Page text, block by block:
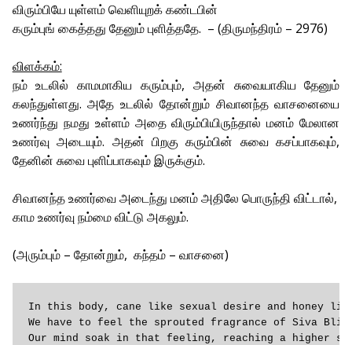
விரும்பியே யுள்ளம் வெளியுறக் கண்டபின்
கரும்புங் கைத்தது தேனும் புளித்ததே. – (திருமந்திரம் – 2976)
விளக்கம்:
நம் உடலில் காமமாகிய கரும்பும், அதன் சுவையாகிய தேனும்
கலந்துள்ளது. அதே உடலில் தோன்றும் சிவானந்த வாசனையை
உணர்ந்து நமது உள்ளம் அதை விரும்பியிருந்தால் மனம் மேலான
உணர்வு அடையும். அதன் பிறகு கரும்பின் சுவை கசப்பாகவும்,
தேனின் சுவை புளிப்பாகவும் இருக்கும்.
சிவானந்த உணர்வை அடைந்து மனம் அதிலே பொருந்தி விட்டால்,
காம உணர்வு நம்மை விட்டு அகலும்.
(அரும்பும் – தோன்றும், கந்தம் – வாசனை)
In this body, cane like sexual desire and honey
We have to feel the sprouted fragrance of Siva
Our mind soak in that feeling, reaching a higher